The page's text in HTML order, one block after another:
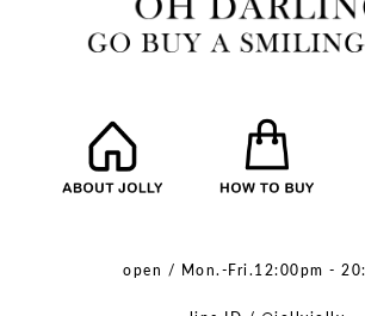
open / Mon.-Fri.12:00pm -